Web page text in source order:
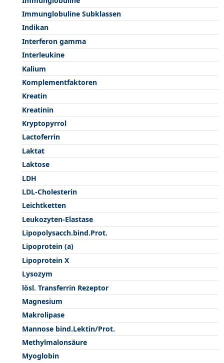
Immunglobuline Subklassen
Indikan
Interferon gamma
Interleukine
Kalium
Komplementfaktoren
Kreatin
Kreatinin
Kryptopyrrol
Lactoferrin
Laktat
Laktose
LDH
LDL-Cholesterin
Leichtketten
Leukozyten-Elastase
Lipopolysacch.bind.Prot.
Lipoprotein (a)
Lipoprotein X
Lysozym
lösl. Transferrin Rezeptor
Magnesium
Makrolipase
Mannose bind.Lektin/Prot.
Methylmalonsäure
Myoglobin